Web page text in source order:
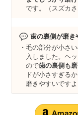
です。（スズカさ
歯の裏側が磨き
毛の部分が小さ
入しました。ヘ
ので歯の裏側も
ドが小さすぎる
磨きやすいです